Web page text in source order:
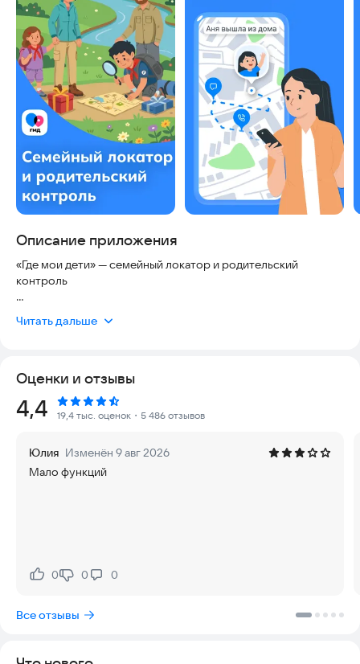
Описание приложения
«Где мои дети» — семейный локатор и родительский
контроль
ребёнка и членов семьи, получать уведомления о
Что делает приложение:
Семейный GPS-локатор
посещённых мест. Данные обновляются в реальном
времени.
Зоны и уведомления
Добавляйте места (школа, дом, секция) и получайте
Читать дальше
Оценки и отзывы
Рейтинг:
4,4 19,4 тыс. оценок ・5 486 отзывов
Юлия Изменён 9 авг 2026
Мало функций
Нравится:
0Не нравится:
0 0
Все отзывы